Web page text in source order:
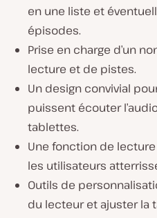
en une liste et
épisodes.
Prise en charge d’un
lecture et de pistes.
Un design convivial
puissent écouter
tablettes.
Une fonction de
les utilisateurs
Outils de
du lecteur et ajuster la